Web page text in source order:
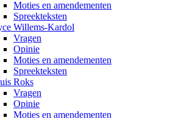
Moties en amendementen
Spreekteksten
Willems-Kardol
Vragen
Opinie
Moties en amendementen
Spreekteksten
Roks
Vragen
Opinie
Moties en amendementen